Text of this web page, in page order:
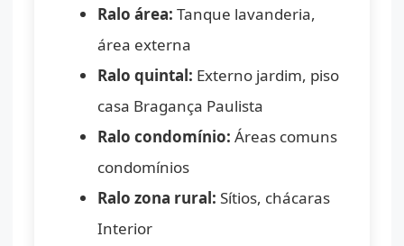
Ralo área: Tanque lavanderia,
área externa
Ralo quintal: Externo jardim, piso
casa Bragança Paulista
Ralo condomínio: Áreas comuns
condomínios
Ralo zona rural: Sítios, chácaras
Interior